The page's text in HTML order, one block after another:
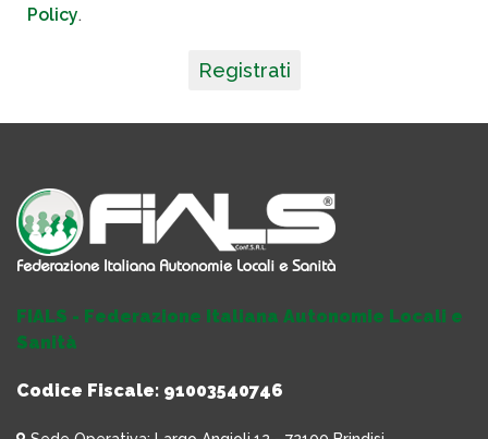
Policy.
Registrati
FIALS - Federazione Italiana Autonomie Locali e
Sanità
Codice Fiscale: 91003540746